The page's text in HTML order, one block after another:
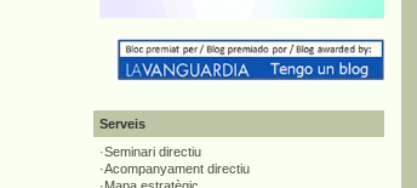
Serveis
·Seminari directiu
·Acompanyament directiu